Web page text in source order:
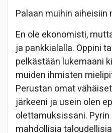
Palaan muihin
En ole ekonomisti,
ja pankkialalla. Oppini
pelkästään lukemaani
muiden ihmisten
Perustan omat
järkeeni ja usein olen
olettamuksissani.
mahdollisia